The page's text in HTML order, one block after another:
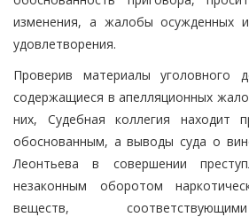
изменения, а жалобы осужденных
удовлетворения.
Проверив материалы уголовного
содержащиеся в апелляционных
них, Судебная коллегия находит
обоснованным, а выводы суда о
Леонтьева в совершении
незаконным оборотом
веществ,